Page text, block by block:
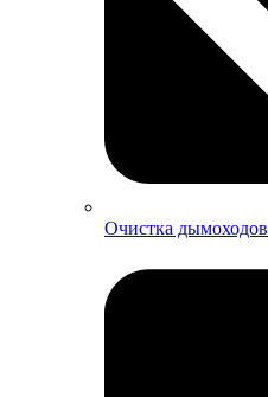
Очистка дымоходов